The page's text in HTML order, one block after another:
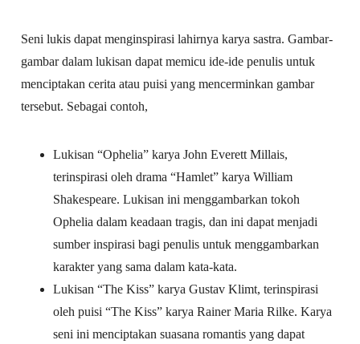
Seni lukis dapat menginspirasi lahirnya karya sastra. Gambar-
gambar dalam lukisan dapat memicu ide-ide penulis untuk
menciptakan cerita atau puisi yang mencerminkan gambar
tersebut. Sebagai contoh,
Lukisan “Ophelia” karya John Everett Millais,
terinspirasi oleh drama “Hamlet” karya William
Shakespeare. Lukisan ini menggambarkan tokoh
Ophelia dalam keadaan tragis, dan ini dapat menjadi
sumber inspirasi bagi penulis untuk menggambarkan
karakter yang sama dalam kata-kata.
Lukisan “The Kiss” karya Gustav Klimt, terinspirasi
oleh puisi “The Kiss” karya Rainer Maria Rilke. Karya
seni ini menciptakan suasana romantis yang dapat